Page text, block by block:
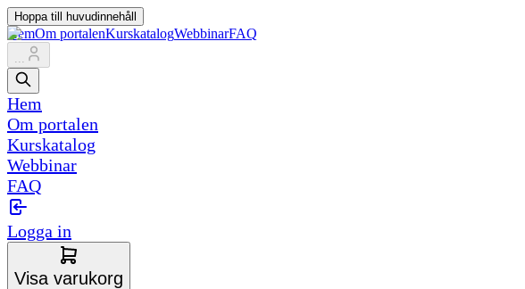
Hoppa till huvudinnehåll
HemOm portalenKurskatalogWebbinarFAQ
...
Hem
Om portalen
Kurskatalog
Webbinar
FAQ
Logga in
Visa varukorg